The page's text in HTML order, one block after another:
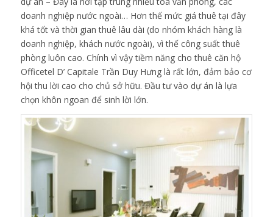
doanh nghiệp nước ngoài… Hơn thế mức giá thuê tại đây
khá tốt và thời gian thuê lâu dài (do nhóm khách hàng là
doanh nghiệp, khách nước ngoài), vì thế công suất thuê
phòng luôn cao. Chính vì vậy tiềm năng cho thuê căn hộ
Officetel D’ Capitale Trần Duy Hưng là rất lớn, đảm bảo cơ
hội thu lời cao cho chủ sở hữu. Đầu tư vào dự án là lựa
chọn khôn ngoan để sinh lời lớn.